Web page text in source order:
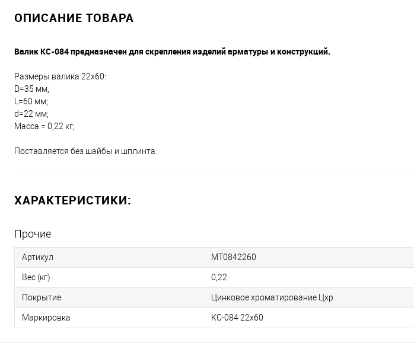
ОПИСАНИЕ ТОВАРА
Валик КС-084 предназначен для скрепления изделий арматуры и конструкций.
Размеры валика 22х60:
D=35 мм;
L=60 мм;
d=22 мм;
Масса = 0,22 кг;
Поставляется без шайбы и шплинта.
ХАРАКТЕРИСТИКИ:
Прочие
Артикул МТ0842260
Вес (кг) 0,22
Покрытие Цинковое хроматирование Цхр
Маркировка КС-084 22х60